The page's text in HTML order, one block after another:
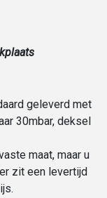
geleverd met
30mbar, deksel
maat, maar u
zit een levertijd